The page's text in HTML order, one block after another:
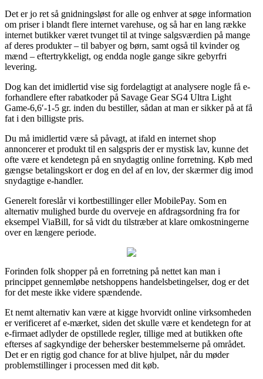
Det er jo ret så gnidningsløst for alle og enhver at søge information
om priser i blandt flere internet varehuse, og så har en lang række
internet butikker været tvunget til at tvinge salgsværdien på mange
af deres produkter – til babyer og børn, samt også til kvinder og
mænd – eftertrykkeligt, og endda nogle gange sikre gebyrfri
levering.
Dog kan det imidlertid vise sig fordelagtigt at analysere nogle få e-
forhandlere efter rabatkoder på Savage Gear SG4 Ultra Light
Game-6,6′-1-5 gr. inden du bestiller, sådan at man er sikker på at få
fat i den billigste pris.
Du må imidlertid være så påvagt, at ifald en internet shop
annoncerer et produkt til en salgspris der er mystisk lav, kunne det
ofte være et kendetegn på en snydagtig online forretning. Køb med
gængse betalingskort er dog en del af en lov, der skærmer dig imod
snydagtige e-handler.
Generelt foreslår vi kortbestillinger eller MobilePay. Som en
alternativ mulighed burde du overveje en afdragsordning fra for
eksempel ViaBill, for så vidt du tilstræber at klare omkostningerne
over en længere periode.
Forinden folk shopper på en forretning på nettet kan man i
princippet gennemløbe netshoppens handelsbetingelser, dog er det
for det meste ikke videre spændende.
Et nemt alternativ kan være at kigge hvorvidt online virksomheden
er verificeret af e-mærket, siden det skulle være et kendetegn for at
e-firmaet adlyder de opstillede regler, tillige med at butikken ofte
efterses af sagkyndige der behersker bestemmelserne på området.
Det er en rigtig god chance for at blive hjulpet, når du møder
problemstillinger i processen med dit køb.